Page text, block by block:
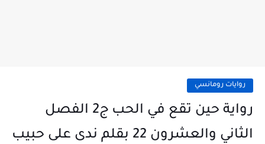
روايات رومانسي
رواية حين تقع في الحب ج2 الفصل
الثاني والعشرون 22 بقلم ندى على حبيب